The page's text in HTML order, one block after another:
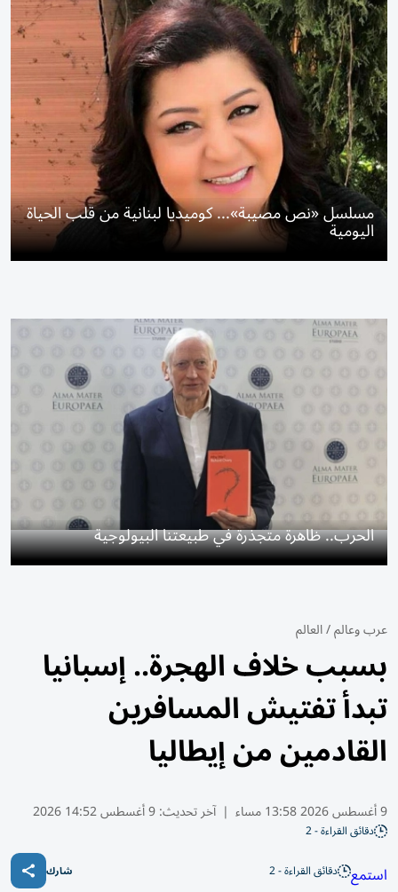
مسلسل «نص مصيبة»... كوميديا لبنانية من قلب الحياة
اليومية
الحرب.. ظاهرة متجذرة في طبيعتنا البيولوجية
عرب وعالم/العالم
بسبب خلاف الهجرة.. إسبانيا
تبدأ تفتيش المسافرين
القادمين من إيطاليا
9 أغسطس 2026 13:58 مساء | آخر تحديث:9 أغسطس 14:52 2026
دقائق القراءة - 2
استمع دقائق القراءة - 2 شارك